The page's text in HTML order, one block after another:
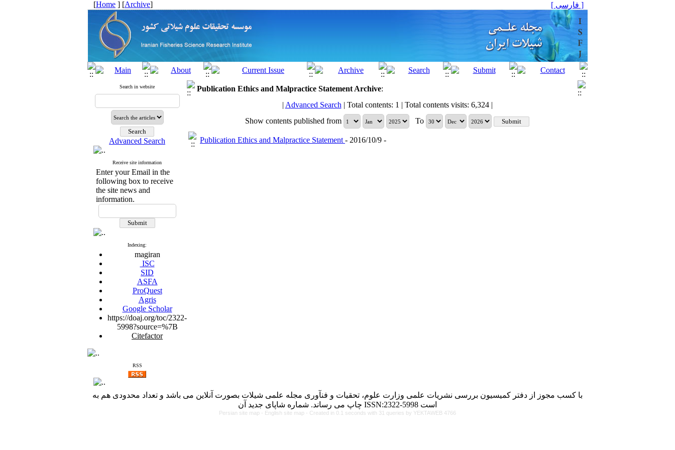
[Home ] [Archive] [ فارسی ]
Search in website
Advanced Search
Receive site information
Enter your Email in the
following box to receive
the site news and
information.
Indexing:
magiran
ISC
SID
ASFA
ProQuest
Agris
Google Scholar
https://doaj.org/toc/2322-
5998?source=%7B
Citefactor
RSS
Publication Ethics and Malpractice Statement Archive:
| Advanced Search | Total contents: 1 | Total contents visits: 6,324 |
Show contents published from
To
Publication Ethics and Malpractice Statement - 2016/10/9 -
با کسب مجوز از دفتر کمیسیون بررسی نشریات علمی وزارت علوم، تحقیات و فنآوری مجله علمی شیلات بصورت آنلاین می باشد و تعداد محدودی هم به
چاپ می رساند. شماره شاپای جدید آن ISSN:2322-5998 است
Persian site map - English site map - Created in 0.1 seconds with 31 queries by YEKTAWEB 4766